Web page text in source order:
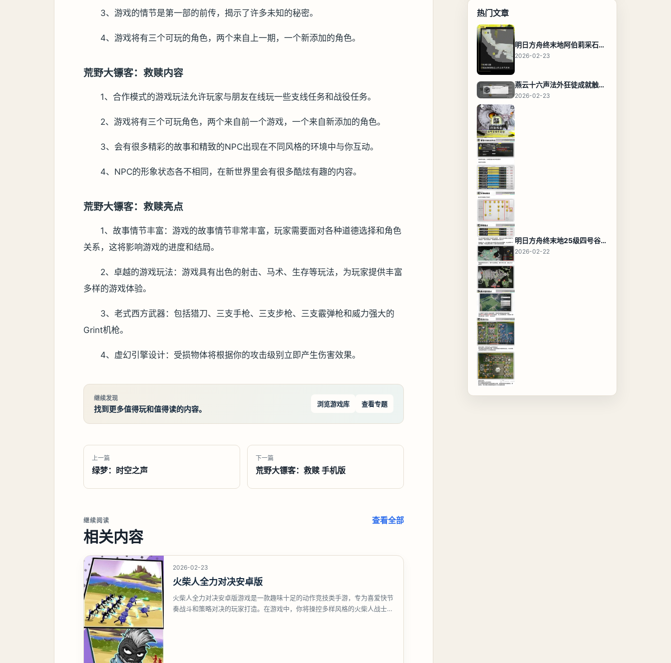
3、游戏的情节是第一部的前传，揭示了许多未知的秘密。
4、游戏将有三个可玩的角色，两个来自上一期，一个新添加的角色。
荒野大镖客：救赎内容
1、合作模式的游戏玩法允许玩家与朋友在线玩一些支线任务和战役任务。
2、游戏将有三个可玩角色，两个来自前一个游戏，一个来自新添加的角色。
3、会有很多精彩的故事和精致的NPC出现在不同风格的环境中与你互动。
4、NPC的形象状态各不相同，在新世界里会有很多酷炫有趣的内容。
荒野大镖客：救赎亮点
1、故事情节丰富：游戏的故事情节非常丰富，玩家需要面对各种道德选择和角色
关系，这将影响游戏的进度和结局。
2、卓越的游戏玩法：游戏具有出色的射击、马术、生存等玩法，为玩家提供丰富
多样的游戏体验。
3、老式西方武器：包括猎刀、三支手枪、三支步枪、三支霰弹枪和威力强大的
Grint机枪。
4、虚幻引擎设计：受损物体将根据你的攻击级别立即产生伤害效果。
继续发现
找到更多值得玩和值得读的内容。
浏览游戏库 查看专题
上一篇
绿梦：时空之声
下一篇
荒野大镖客：救赎 手机版
继续阅读
相关内容
查看全部
2026-02-23
火柴人全力对决安卓版
火柴人全力对决安卓版游戏是一款趣味十足的动作竞技类手游，专为喜爱快节
奏战斗和策略对决的玩家打造。在游戏中，你将操控多样风格的火柴人战士，
热门文章
明日方舟终末地阿伯莉采石场宝箱全收集攻略，全点位分布图与路线
2026-02-23
燕云十六声法外狂徒成就触发条件与通关攻略
2026-02-23
明日方舟终末地25级四号谷地基地蓝图，高效布局规划
2026-02-22